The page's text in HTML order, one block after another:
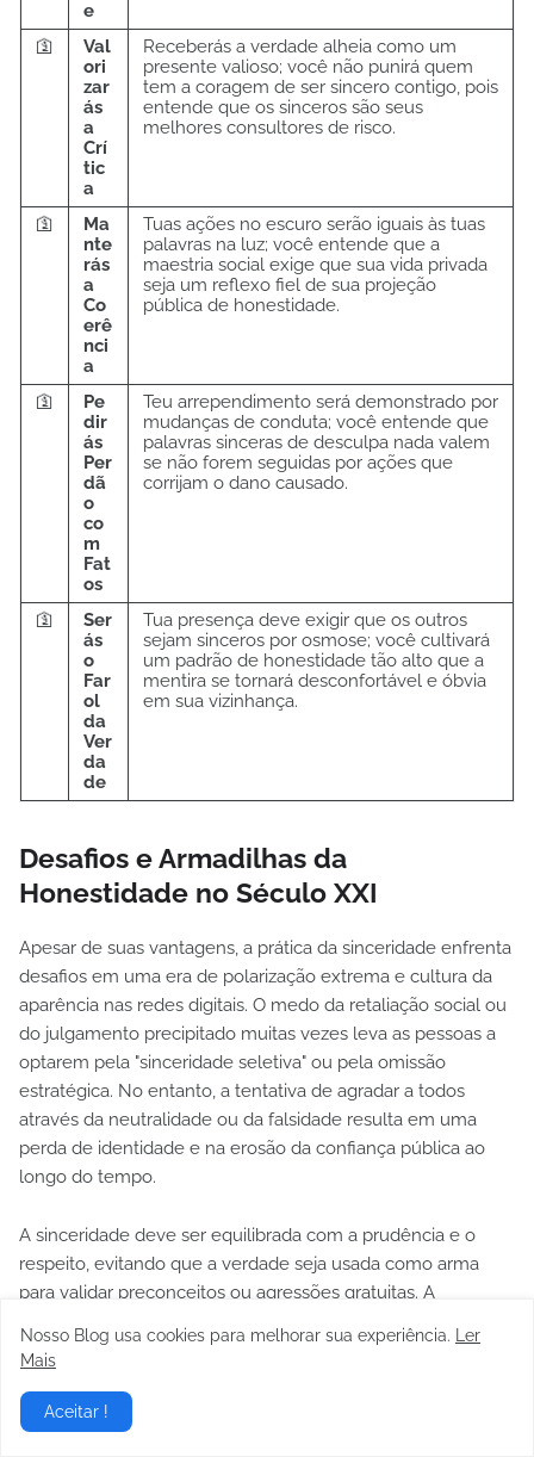
e
🛐
Val
ori
zar
ás
a
Crí
tic
a
Receberás a verdade alheia como um
presente valioso; você não punirá quem
tem a coragem de ser sincero contigo, pois
entende que os sinceros são seus
melhores consultores de risco.
🛐
Ma
nte
rás
a
Co
erê
nci
a
Tuas ações no escuro serão iguais às tuas
palavras na luz; você entende que a
maestria social exige que sua vida privada
seja um reflexo fiel de sua projeção
pública de honestidade.
🛐
Pe
dir
ás
Per
dã
o
co
m
Fat
os
Teu arrependimento será demonstrado por
mudanças de conduta; você entende que
palavras sinceras de desculpa nada valem
se não forem seguidas por ações que
corrijam o dano causado.
🛐
Ser
ás
o
Far
ol
da
Ver
da
de
Tua presença deve exigir que os outros
sejam sinceros por osmose; você cultivará
um padrão de honestidade tão alto que a
mentira se tornará desconfortável e óbvia
em sua vizinhança.
Desafios e Armadilhas da
Honestidade no Século XXI
Apesar de suas vantagens, a prática da sinceridade enfrenta
desafios em uma era de polarização extrema e cultura da
aparência nas redes digitais. O medo da retaliação social ou
do julgamento precipitado muitas vezes leva as pessoas a
optarem pela "sinceridade seletiva" ou pela omissão
estratégica. No entanto, a tentativa de agradar a todos
através da neutralidade ou da falsidade resulta em uma
perda de identidade e na erosão da confiança pública ao
longo do tempo.
A sinceridade deve ser equilibrada com a prudência e o
respeito, evitando que a verdade seja usada como arma
para validar preconceitos ou agressões gratuitas. A
verdade e pelo bem comum, exigindo um alto grau de
autêntica e a mera opinião enviesada. O desafio moderno é
manter a integridade em ambientes que frequentemente
Nosso Blog usa cookies para melhorar sua experiência.
Ler
Mais
Aceitar !